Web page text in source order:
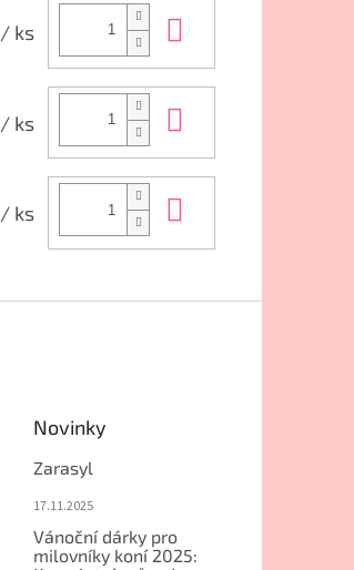
/ ks
/ ks
/ ks
Novinky
Zarasyl
17.11.2025
Vánoční dárky pro
milovníky koní 2025: